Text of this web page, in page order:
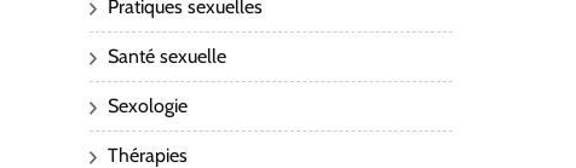
Pratiques sexuelles
Santé sexuelle
Sexologie
Thérapies